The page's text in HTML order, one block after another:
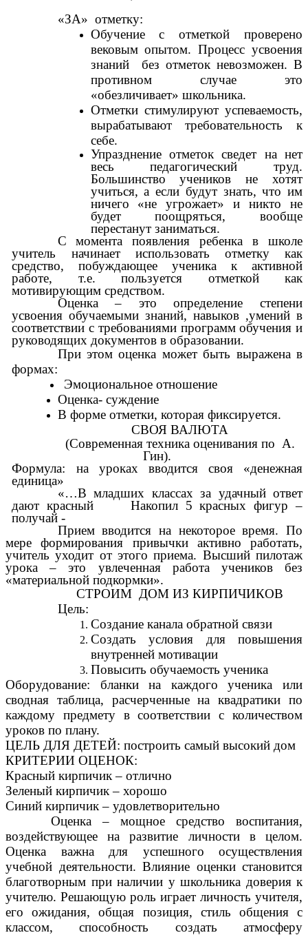
«ЗА» отметку:
Обучение с отметкой проверено
вековым опытом. Процесс усвоения
знаний без отметок невозможен. В
противном случае это
«обезличивает» школьника.
Отметки стимулируют успеваемость,
вырабатывают требовательность к
себе.
Упразднение отметок сведет на нет
весь педагогический труд.
Большинство учеников не хотят
учиться, а если будут знать, что им
ничего «не угрожает» и никто не
будет поощряться, вообще
перестанут заниматься.
С момента появления ребенка в школе
учитель начинает использовать отметку как
средство, побуждающее ученика к активной
работе, т.е. пользуется отметкой как
мотивирующим средством.
Оценка – это определение степени
усвоения обучаемыми знаний, навыков ,умений в
соответствии с требованиями программ обучения и
руководящих документов в образовании.
При этом оценка может быть выражена в
формах:
Эмоциональное отношение
Оценка- суждение
В форме отметки, которая фиксируется.
СВОЯ ВАЛЮТА
(Современная техника оценивания по А.
Гин).
Формула: на уроках вводится своя «денежная
единица»
«…В младших классах за удачный ответ
дают красный Накопил 5 красных фигур –
получай -
Прием вводится на некоторое время. По
мере формирования привычки активно работать,
учитель уходит от этого приема. Высший пилотаж
урока – это увлеченная работа учеников без
«материальной подкормки».
СТРОИМ ДОМ ИЗ КИРПИЧИКОВ
Цель:
Создание канала обратной связи
Создать условия для повышения
внутренней мотивации
Повысить обучаемость ученика
Оборудование: бланки на каждого ученика или
сводная таблица, расчерченные на квадратики по
каждому предмету в соответствии с количеством
уроков по плану.
ЦЕЛЬ ДЛЯ ДЕТЕЙ: построить самый высокий дом
КРИТЕРИИ ОЦЕНОК:
Красный кирпичик – отлично
Зеленый кирпичик – хорошо
Синий кирпичик – удовлетворительно
Оценка – мощное средство воспитания,
воздействующее на развитие личности в целом.
Оценка важна для успешного осуществления
учебной деятельности. Влияние оценки становится
благотворным при наличии у школьника доверия к
учителю. Решающую роль играет личность учителя,
его ожидания, общая позиция, стиль общения с
классом, способность создать атмосферу